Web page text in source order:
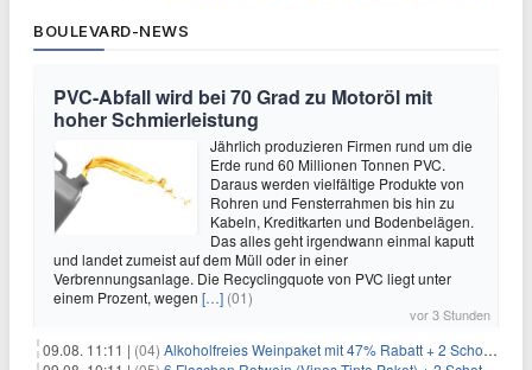
BOULEVARD-NEWS
PVC-Abfall wird bei 70 Grad zu Motoröl mit
hoher Schmierleistung
Jährlich produzieren Firmen rund um die
Erde rund 60 Millionen Tonnen PVC.
Daraus werden vielfältige Produkte von
Rohren und Fensterrahmen bis hin zu
Kabeln, Kreditkarten und Bodenbelägen.
Das alles geht irgendwann einmal kaputt
und landet zumeist auf dem Müll oder in einer
Verbrennungsanlage. Die Recyclingquote von PVC liegt unter
einem Prozent, wegen […] (01)
vor 3 Stunden
09.08. 11:11 | (04) Alkoholfreies Weinpaket mit 47% Rabatt + 2 Schott Zwiesel Gläser GRATIS für 29,99€